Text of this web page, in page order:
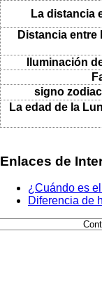
La distancia
Distancia entre
Iluminación
signo
La edad de la
Enlaces de
¿Cuándo es
Diferencia de